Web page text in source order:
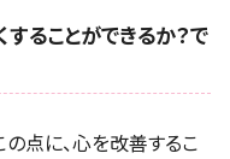
ることができるか？で
点に、心を改善するこ